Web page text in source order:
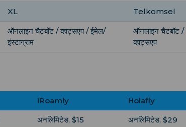
XL Telkomsel
ऑनलाइन चैटबॉट / व्हाट्सएप / ईमेल/
इंस्टाग्राम
ऑनलाइन चैटबॉट /
व्हाट्सएप
iRoamly
Holafly
अनलिमिटेड, $15 अनलिमिटेड, $29